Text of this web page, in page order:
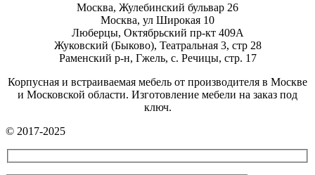
Москва, Жулебинский бульвар 26
Москва, ул Широкая 10
Люберцы, Октябрьский пр-кт 409А
Жуковский (Быково), Театральная 3, стр 28
Раменский р-н, Гжель, с. Речицы, стр. 17
Корпусная и встраиваемая мебель от производителя в Москве
и Московской области. Изготовление мебели на заказ под
ключ.
© 2017-2025